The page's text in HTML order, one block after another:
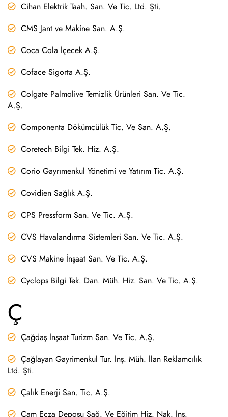
Cihan Elektrik Taah. San. Ve Tic. Ltd. Şti.
CMS Jant ve Makine San. A.Ş.
Coca Cola İçecek A.Ş.
Coface Sigorta A.Ş.
Colgate Palmolive Temizlik Ürünleri San. Ve Tic.
A.Ş.
Componenta Dökümcülük Tic. Ve San. A.Ş.
Coretech Bilgi Tek. Hiz. A.Ş.
Corio Gayrımenkul Yönetimi ve Yatırım Tic. A.Ş.
Covidien Sağlık A.Ş.
CPS Pressform San. Ve Tic. A.Ş.
CVS Havalandırma Sistemleri San. Ve Tic. A.Ş.
CVS Makine İnşaat San. Ve Tic. A.Ş.
Cyclops Bilgi Tek. Dan. Müh. Hiz. San. Ve Tic. A.Ş.
Ç
Çağdaş İnşaat Turizm San. Ve Tic. A.Ş.
Çağlayan Gayrimenkul Tur. İnş. Müh. İlan Reklamcılık
Ltd. Şti.
Çalık Enerji San. Tic. A.Ş.
Çam Ecza Deposu Sağ. Ve Eğitim Hiz. Nak. İnş.